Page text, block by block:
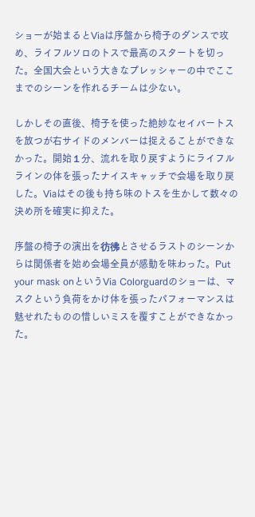
ショーが始まるとViaは序盤から椅子のダンスで攻
め、ライフルソロのトスで最高のスタートを切っ
た。全国大会という大きなプレッシャーの中でここ
までのシーンを作れるチームは少ない。
しかしその直後、椅子を使った絶妙なセイバートス
を放つが右サイドのメンバーは捉えることができな
かった。開始１分、流れを取り戻すようにライフル
ラインの体を張ったナイスキャッチで会場を取り戻
した。Viaはその後も持ち味のトスを生かして数々の
決め所を確実に抑えた。
序盤の椅子の演出を彷彿とさせるラストのシーンか
らは関係者を始め会場全員が感動を味わった。Put
your mask onというVia Colorguardのショーは、マ
スクという負荷をかけ体を張ったパフォーマンスは
魅せれたものの惜しいミスを覆すことができなかっ
た。